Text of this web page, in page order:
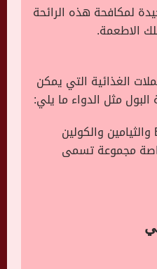
لمكافحة هذه الرائحة
الاطعمة.
الغذائية التي يمكن
مثل الدواء ما يلي:
مجموعة تسمى